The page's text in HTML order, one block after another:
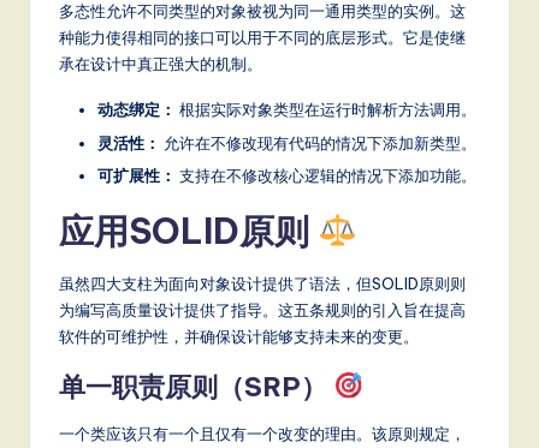
it
ti
o
多态性允许不同类型的对象被视为同一通用类型的实例。这
种能力使得相同的接口可以用于不同的底层形式。它是使继
承在设计中真正强大的机制。
动态绑定： 根据实际对象类型在运行时解析方法调用。
灵活性： 允许在不修改现有代码的情况下添加新类型。
可扩展性： 支持在不修改核心逻辑的情况下添加功能。
应用SOLID原则
虽然四大支柱为面向对象设计提供了语法，但SOLID原则则
为编写高质量设计提供了指导。这五条规则的引入旨在提高
软件的可维护性，并确保设计能够支持未来的变更。
单一职责原则（SRP）
一个类应该只有一个且仅有一个改变的理由。该原则规定，